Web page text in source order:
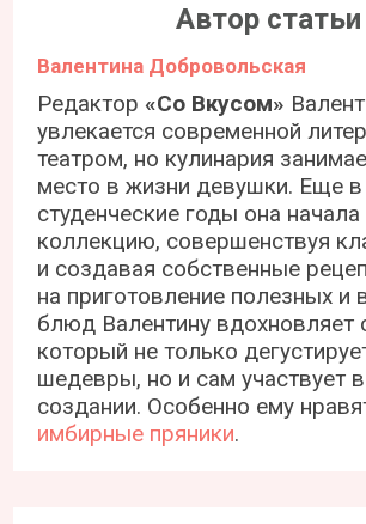
Автор статьи
Валентина Добровольская
Редактор«Со Вкусом»
увлекается современной
театром, но кулинария
место в жизни девушки. Еще в
студенческие годы она
коллекцию, совершенствуя
и создавая собственные
на приготовление полезных и
блюд Валентину вдохновляет
который не только
шедевры, но и сам участвует
создании. Особенно ему
имбирные пряники.